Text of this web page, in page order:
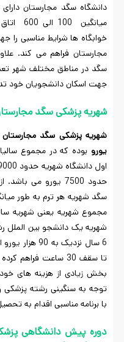
دانشگاه سگد مجارستان
خوابگاه ها شرایط مناسبی
مجارستان فراهم می کند.
جهت اسکان دانشجویان خود
شهریه پزشکی سگد
شهریه پزشکی سگد مجارستان
یورو
حدود 7500 یورو
شهریه یک دانشجو بین الملل
6 سال نزدیک
تا سقف 30 ساعت
بخش زیادی از هزینه های خود
توجه به سنگینی رشته پزشکی
با برنامه مناسبی اقدام به
دوره پیش دانشگاهی